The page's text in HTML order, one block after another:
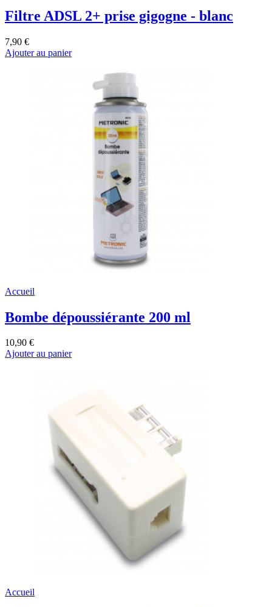
Filtre ADSL 2+ prise gigogne - blanc
7,90 €
Ajouter au panier
Accueil
Bombe dépoussiérante 200 ml
10,90 €
Ajouter au panier
Accueil